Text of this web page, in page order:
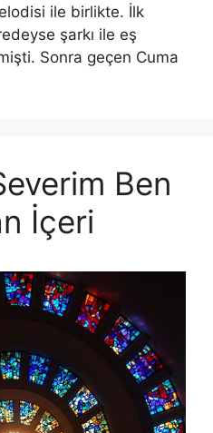
ile birlikte. İlk
şarkı ile eş
Sonra geçen Cuma
Ben
İçeri